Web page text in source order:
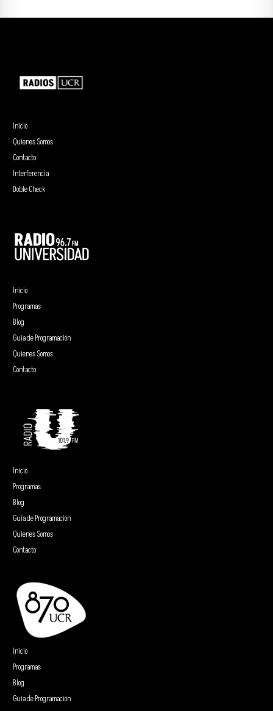
Inicio
Quienes Somos
Contacto
Interferencia
Doble Check
Inicio
Programas
Blog
Guía de Programación
Quienes Somos
Contacto
Inicio
Programas
Blog
Guía de Programación
Quienes Somos
Contacto
Inicio
Programas
Blog
Guía de Programación